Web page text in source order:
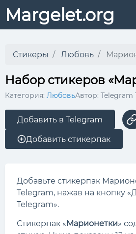
Margelet.org
Стикеры Любовь
Набор стикеров
Категория: ЛюбовьАвтор: Telegram
Добавить в Telegram
Добавить стикерпак
Добавьте стикерпак
Telegram, нажав на кнопку
Telegram».
Стикерпак «Марионетки»